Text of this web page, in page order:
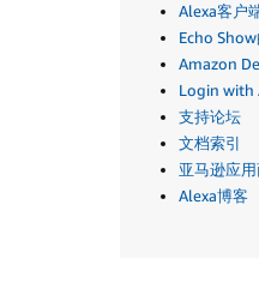
Alexa客户
Echo Show
Amazon
Login with
支持论坛
文档索引
亚马逊应
Alexa博客